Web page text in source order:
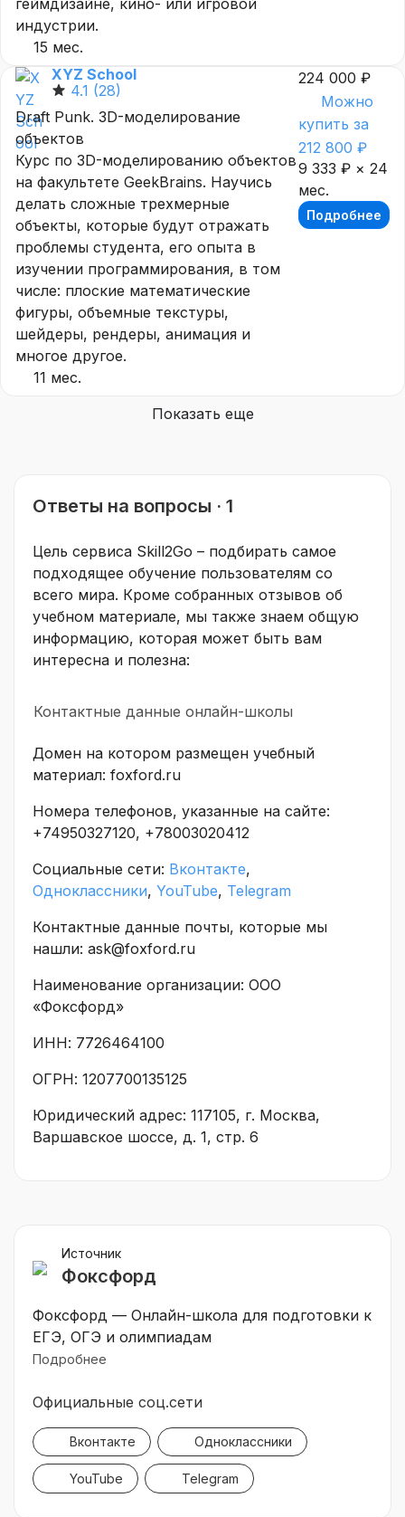
индустрии.
15 мес.
XYZ School
4.1 (28)
Draft Punk. 3D-моделирование
объектов
Курс по 3D-моделированию объектов
на факультете GeekBrains. Научись
делать сложные трехмерные
объекты, которые будут отражать
проблемы студента, его опыта в
изучении программирования, в том
числе: плоские математические
фигуры, объемные текстуры,
шейдеры, рендеры, анимация и
многое другое.
11 мес.
224 000 ₽
Можно
купить за
212 800 ₽
9 333 ₽ × 24
мес.
Подробнее
Показать еще
Ответы на вопросы · 1
Цель сервиса Skill2Go – подбирать самое
подходящее обучение пользователям со
всего мира. Кроме собранных отзывов об
учебном материале, мы также знаем общую
информацию, которая может быть вам
интересна и полезна:
Контактные данные онлайн-школы
Домен на котором размещен учебный
материал: foxford.ru
Номера телефонов, указанные на сайте:
+74950327120, +78003020412
Социальные сети: Вконтакте,
Одноклассники, YouTube, Telegram
Контактные данные почты, которые мы
нашли: ask@foxford.ru
Наименование организации: ООО
«Фоксфорд»
ИНН: 7726464100
ОГРН: 1207700135125
Юридический адрес: 117105, г. Москва,
Варшавское шоссе, д. 1, стр. 6
Источник
Фоксфорд
Фоксфорд — Онлайн-школа для подготовки к
ЕГЭ, ОГЭ и олимпиадам
Подробнее
Официальные соц.сети
Вконтакте Одноклассники
YouTube Telegram